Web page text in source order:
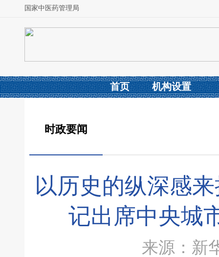
国家中医药管理局
首页 机构设置
时政要闻
以历史的纵深感
记出席中央城
来源：新